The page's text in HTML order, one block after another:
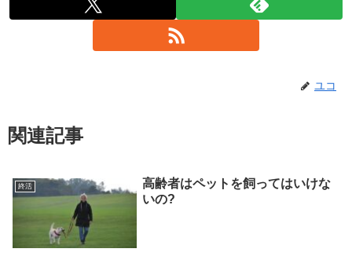
ユコ
関連記事
終活
高齢者はペットを飼ってはいけな
いの?